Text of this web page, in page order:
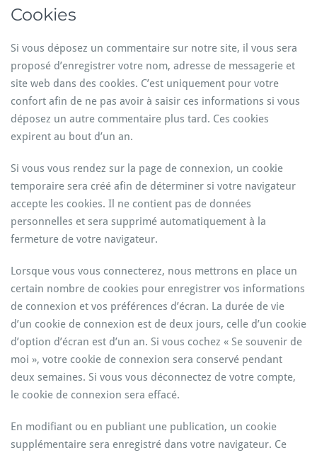
Cookies
Si vous déposez un commentaire sur notre site, il vous sera
proposé d’enregistrer votre nom, adresse de messagerie et
site web dans des cookies. C’est uniquement pour votre
confort afin de ne pas avoir à saisir ces informations si vous
déposez un autre commentaire plus tard. Ces cookies
expirent au bout d’un an.
Si vous vous rendez sur la page de connexion, un cookie
temporaire sera créé afin de déterminer si votre navigateur
accepte les cookies. Il ne contient pas de données
personnelles et sera supprimé automatiquement à la
fermeture de votre navigateur.
Lorsque vous vous connecterez, nous mettrons en place un
certain nombre de cookies pour enregistrer vos informations
de connexion et vos préférences d’écran. La durée de vie
d’un cookie de connexion est de deux jours, celle d’un cookie
d’option d’écran est d’un an. Si vous cochez « Se souvenir de
moi », votre cookie de connexion sera conservé pendant
deux semaines. Si vous vous déconnectez de votre compte,
le cookie de connexion sera effacé.
En modifiant ou en publiant une publication, un cookie
supplémentaire sera enregistré dans votre navigateur. Ce